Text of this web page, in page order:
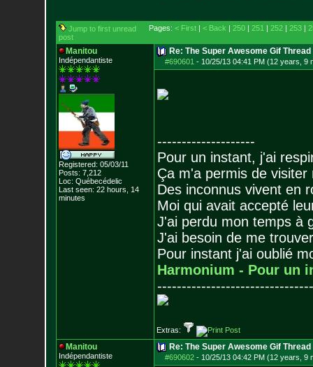
Jump to first unread
post
Pages: < First| < Back | 250| 251 | 252| 253|
Manitou
Indépendantiste
Registered: 05/03/11
Posts: 7,212
Loc: Québecédelic
Last seen: 22 hours, 14
minutes
Re: The Super Awesome Gif Thread
#690601 - 10/25/13 04:41 PM (12 years, 9
--------------------
Pour un instant, j'ai
Ça m'a permis de visiter
Des inconnus vivent en
Moi qui avait accepté
J'ai perdu mon temps à
J'ai besoin de me
Pour instant j'ai oublié
Harmonium - Pour un
--------------------------------
Extras:
Manitou
Indépendantiste
Re: The Super Awesome Gif Thread
#690602- 10/25/13 04:42 PM (12 years, 9